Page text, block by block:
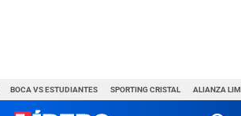
BOCA VS ESTUDIANTES SPORTING CRISTAL ALIANZA